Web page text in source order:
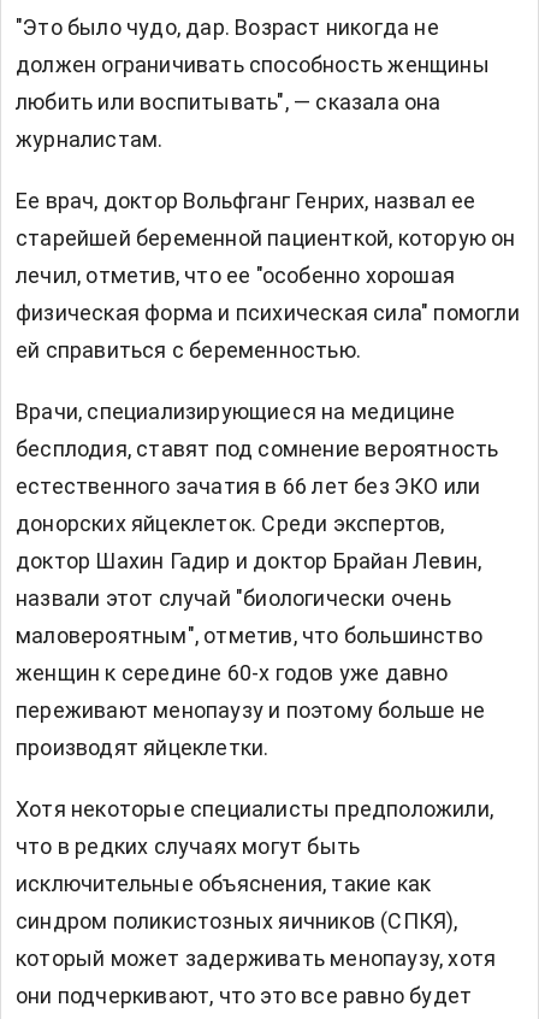
"Это было чудо, дар. Возраст никогда не
должен ограничивать способность женщины
любить или воспитывать", — сказала она
журналистам.
Ее врач, доктор Вольфганг Генрих, назвал ее
старейшей беременной пациенткой, которую он
лечил, отметив, что ее "особенно хорошая
физическая форма и психическая сила" помогли
ей справиться с беременностью.
Врачи, специализирующиеся на медицине
бесплодия, ставят под сомнение вероятность
естественного зачатия в 66 лет без ЭКО или
донорских яйцеклеток. Среди экспертов,
доктор Шахин Гадир и доктор Брайан Левин,
назвали этот случай "биологически очень
маловероятным", отметив, что большинство
женщин к середине 60-х годов уже давно
переживают менопаузу и поэтому больше не
производят яйцеклетки.
Хотя некоторые специалисты предположили,
что в редких случаях могут быть
исключительные объяснения, такие как
синдром поликистозных яичников (СПКЯ),
который может задерживать менопаузу, хотя
они подчеркивают, что это все равно будет